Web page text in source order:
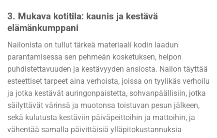
3. Mukava kotitila: kaunis ja kestävä
elämänkumppani
Nailonista on tullut tärkeä materiaali kodin laadun
parantamisessa sen pehmeän kosketuksen, helpon
puhdistettavuuden ja kestävyyden ansiosta. Nailon täyttää
esteettiset tarpeet aina verhoista, joissa on tyylikäs verhoilu
ja jotka kestävät auringonpaistetta, sohvanpäällisiin, jotka
säilyttävät värinsä ja muotonsa toistuvan pesun jälkeen,
sekä kulutusta kestäviin päiväpeittoihin ja mattoihin, ja
vähentää samalla päivittäisiä ylläpitokustannuksia